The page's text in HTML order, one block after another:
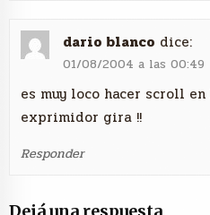
dario blanco dice:
01/08/2004 a las 00:49
es muy loco hacer scroll
exprimidor gira !!
Responder